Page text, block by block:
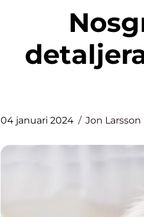
Nosgrimma hund: En
04 januari 2024 Jon Larsson